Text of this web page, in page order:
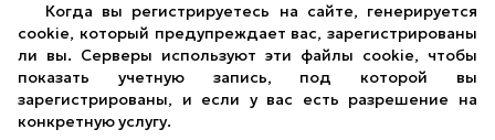
Когда вы регистрируетесь на сайте, генерируется
cookie, который предупреждает вас, зарегистрированы
ли вы. Серверы используют эти файлы cookie, чтобы
показать учетную запись, под которой вы
зарегистрированы, и если у вас есть разрешение на
конкретную услугу.